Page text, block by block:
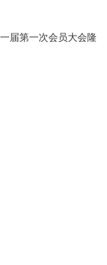
届第一次会员大会隆